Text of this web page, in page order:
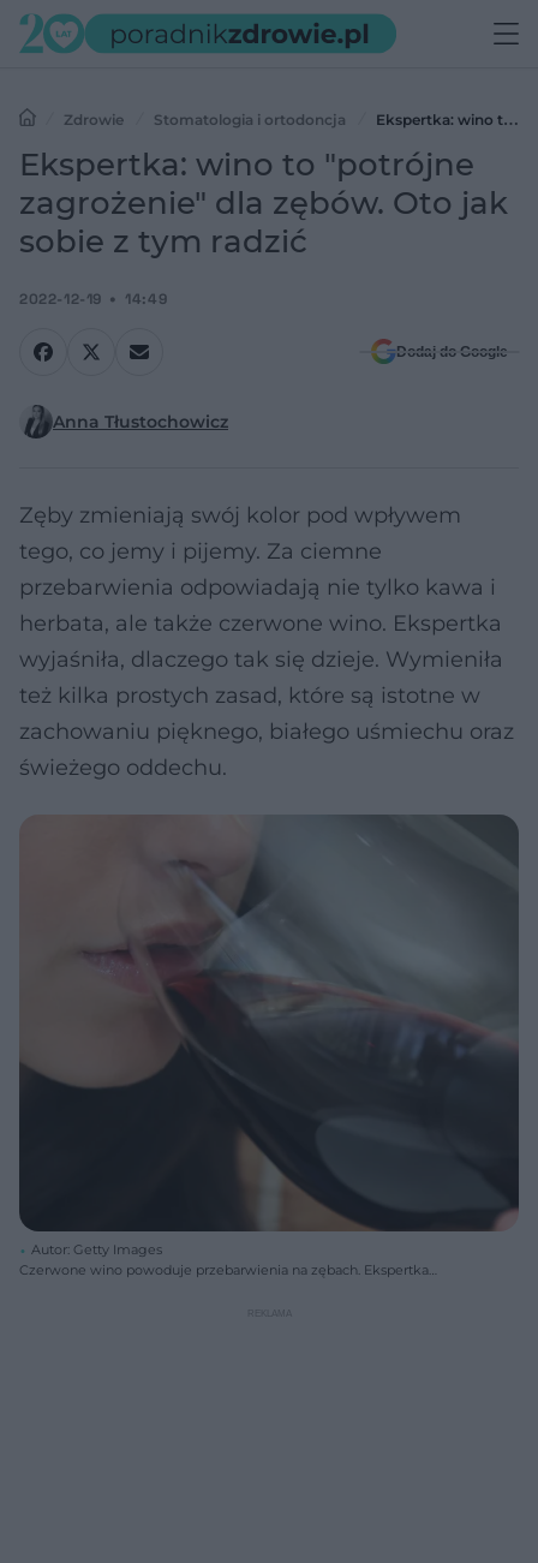
Zdrowie Stomatologia i ortodoncja
Ekspertka: wino to
"potrójne zagrożenie" dla zębów. Oto jak sobie z tym radzić
Ekspertka: wino to "potrójne
zagrożenie" dla zębów. Oto jak
sobie z tym radzić
2022-12-19 14:49
Dodaj do Google
Anna Tłustochowicz
Zęby zmieniają swój kolor pod wpływem
tego, co jemy i pijemy. Za ciemne
przebarwienia odpowiadają nie tylko kawa i
herbata, ale także czerwone wino. Ekspertka
wyjaśniła, dlaczego tak się dzieje. Wymieniła
też kilka prostych zasad, które są istotne w
zachowaniu pięknego, białego uśmiechu oraz
świeżego oddechu.
Autor: Getty Images
Czerwone wino powoduje przebarwienia na zębach. Ekspertka